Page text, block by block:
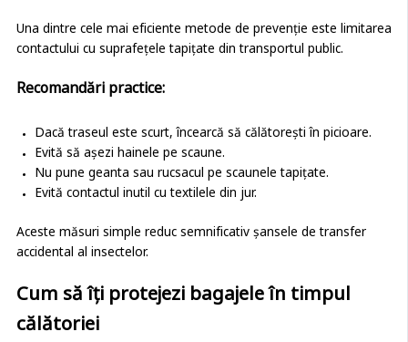
Una dintre cele mai eficiente metode de prevenție este limitarea
contactului cu suprafețele tapițate din transportul public.
Recomandări practice:
Dacă traseul este scurt, încearcă să călătorești în picioare.
Evită să așezi hainele pe scaune.
Nu pune geanta sau rucsacul pe scaunele tapițate.
Evită contactul inutil cu textilele din jur.
Aceste măsuri simple reduc semnificativ șansele de transfer
accidental al insectelor.
Cum să îți protejezi bagajele în timpul
călătoriei